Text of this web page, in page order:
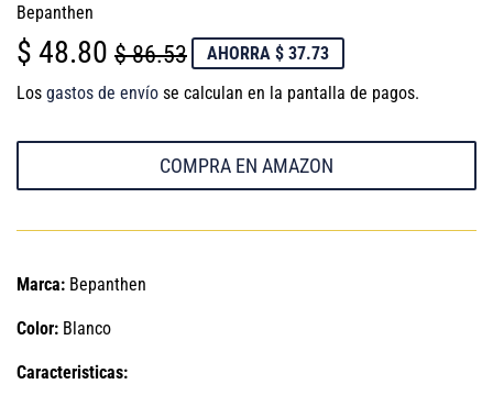
Bepanthen
$ 48.80 $ 86.53PRECIO
HABITUAL
$
86.53
PRECIO
DE
VENTA
$
48.80
AHORRA $ 37.73
Los gastos de envío se calculan en la pantalla de pagos.
COMPRA EN AMAZON
Marca: Bepanthen
Color: Blanco
Caracteristicas: